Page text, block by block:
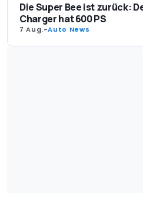
Die Super Bee ist zurück:
Charger hat 600 PS
7 Aug.-Auto News